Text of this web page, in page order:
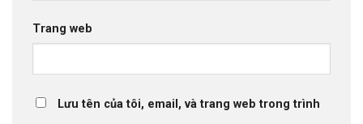
Trang web
Lưu tên của tôi, email, và trang web trong trình